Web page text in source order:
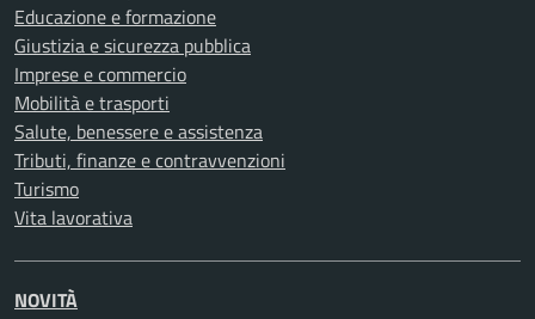
Educazione e formazione
Giustizia e sicurezza pubblica
Imprese e commercio
Mobilità e trasporti
Salute, benessere e assistenza
Tributi, finanze e contravvenzioni
Turismo
Vita lavorativa
NOVITÀ